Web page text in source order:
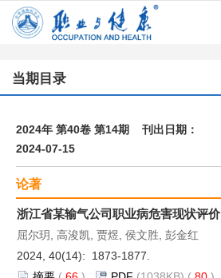
当期目录
2024年 第40卷 第14期 刊出日期：
2024-07-15
论著
浙江省某输气公司职业病危害现状评价
屈尔玥, 高浚凯, 贾煜, 侯文胜, 彭金红
2024, 40(14): 1873-1877.